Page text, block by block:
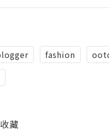
fashion
收藏